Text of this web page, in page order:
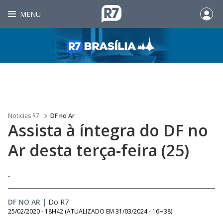
MENU
Noticias R7 DF no Ar
Assista à íntegra do DF no
Ar desta terça-feira (25)
.
DF NO AR | Do R7
25/02/2020 - 18H42 (ATUALIZADO EM 31/03/2024 - 16H38)